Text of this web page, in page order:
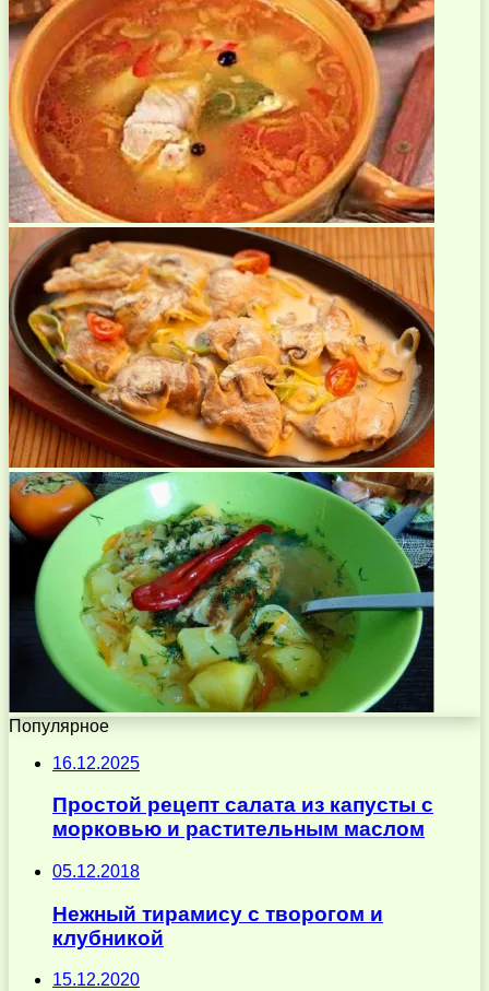
Популярное
16.12.2025
Простой рецепт салата из капусты с
морковью и растительным маслом
05.12.2018
Нежный тирамису с творогом и
клубникой
15.12.2020